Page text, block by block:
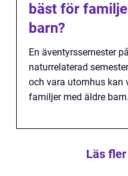
bäst för
barn?
En äventyrssemester
naturrelaterad
och vara utomhus kan
familjer med äldre barn.
Läs